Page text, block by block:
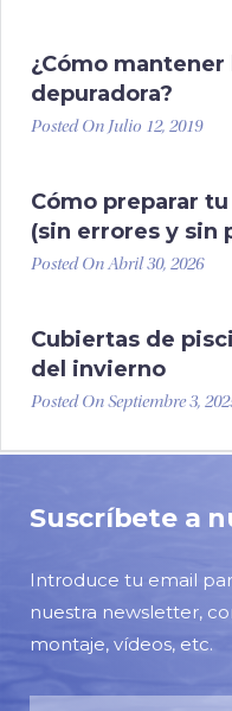
¿Cómo
depuradora?
Posted On Julio 12, 2019
Cómo preparar
(sin errores y sin
Posted On Abril 30, 2026
Cubiertas de
del invierno
Posted On Septiembre 3,
Suscríbete a
Introduce tu email
nuestra newsletter,
montaje, vídeos, etc.